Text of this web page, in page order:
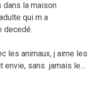
dans la maison
qui m a
decedé.
les animaux, j aime les
envie, sans jamais les
)